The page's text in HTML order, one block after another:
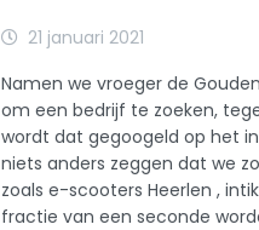
21 januari 2021
Namen we vroeger de
om een bedrijf te zoeken,
wordt dat gegoogeld op het
niets anders zeggen dat we
zoals e-scooters Heerlen ,
fractie van een seconde